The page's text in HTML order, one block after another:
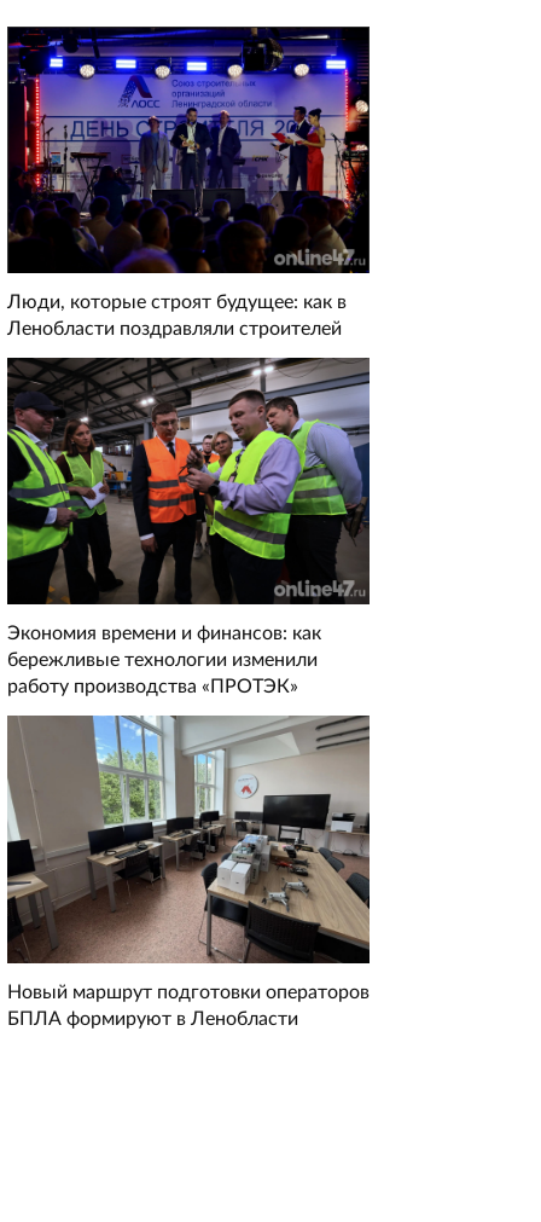
Люди, которые строят будущее: как в
Ленобласти поздравляли строителей
Экономия времени и финансов: как
бережливые технологии изменили
работу производства «ПРОТЭК»
Новый маршрут подготовки операторов
БПЛА формируют в Ленобласти